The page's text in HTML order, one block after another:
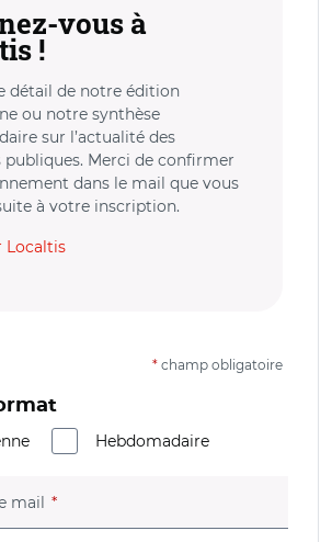
vous à
!
détail de notre édition
ou notre synthèse
sur l’actualité des
publiques. Merci de confirmer
dans le mail que vous
à votre inscription.
Localtis
* champ obligatoire
Hebdomadaire
mail (champ obligatoire)